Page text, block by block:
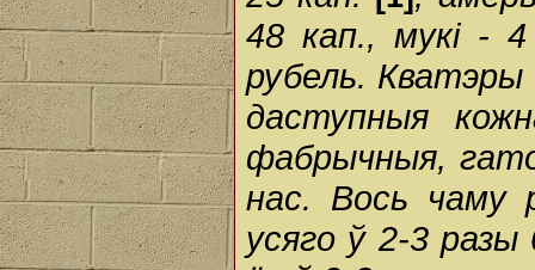
48 кап., мукі -
рубель.
даступныя
фабрычныя,
нас. Вось чаму
усяго ў 2-3 разы